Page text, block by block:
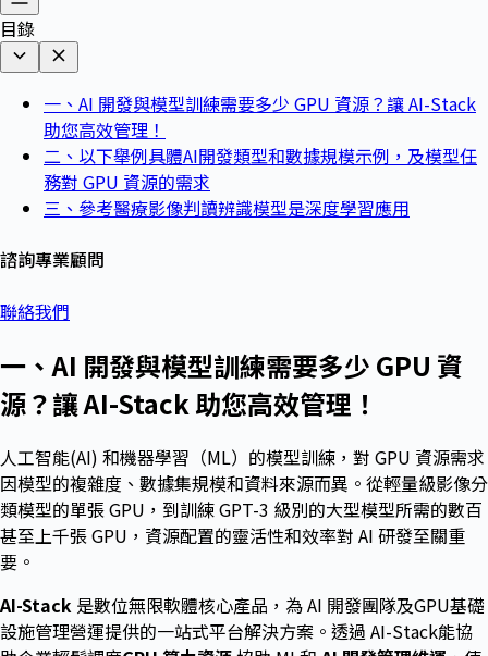
目錄
一、AI 開發與模型訓練需要多少 GPU 資源？讓 AI-Stack
助您高效管理！
二、以下舉例具體AI開發類型和數據規模示例，及模型任
務對 GPU 資源的需求
三、參考醫療影像判讀辨識模型是深度學習應用
諮詢專業顧問
聯絡我們
一、AI 開發與模型訓練需要多少 GPU 資
源？讓 AI-Stack 助您高效管理！
人工智能(AI) 和機器學習（ML）的模型訓練，對 GPU 資源需求
因模型的複雜度、數據集規模和資料來源而異。從輕量級影像分
類模型的單張 GPU，到訓練 GPT-3 級別的大型模型所需的數百
甚至上千張 GPU，資源配置的靈活性和效率對 AI 研發至關重
要。
AI-Stack 是數位無限軟體核心產品，為 AI 開發團隊及GPU基礎
設施管理營運提供的一站式平台解決方案。透過 AI-Stack能協